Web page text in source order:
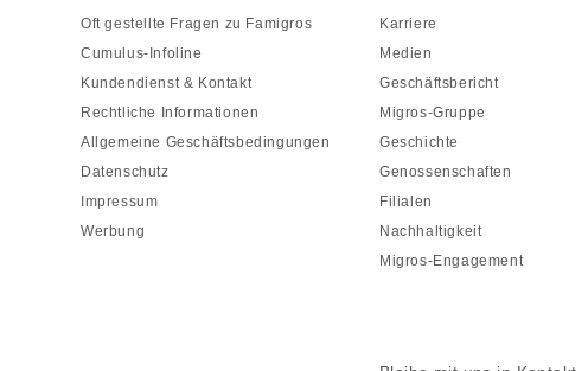
Oft gestellte Fragen zu Famigros
Cumulus-Infoline
Kundendienst & Kontakt
Rechtliche Informationen
Allgemeine Geschäftsbedingungen
Datenschutz
Impressum
Werbung
Karriere
Medien
Geschäftsbericht
Migros-Gruppe
Geschichte
Genossenschaften
Filialen
Nachhaltigkeit
Migros-Engagement